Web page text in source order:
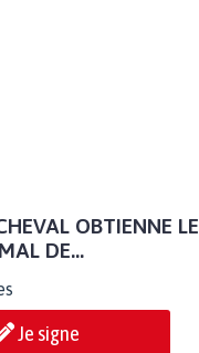
OBTIENNE LE
DE...
Je signe